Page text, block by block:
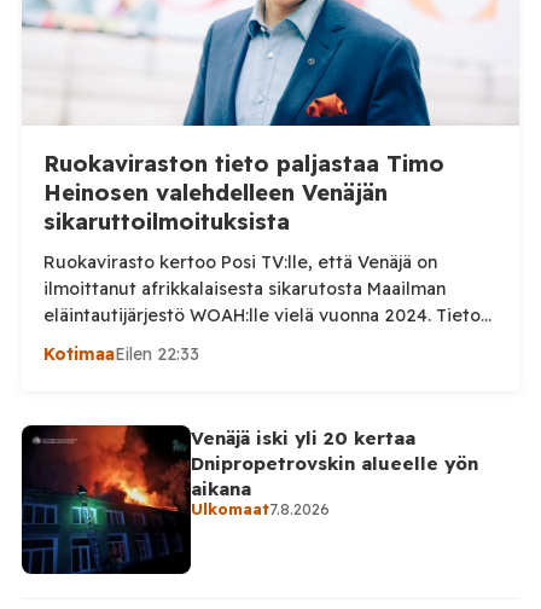
Ruokaviraston tieto paljastaa Timo
Heinosen valehdelleen Venäjän
sikaruttoilmoituksista
Ruokavirasto kertoo Posi TV:lle, että Venäjä on
ilmoittanut afrikkalaisesta sikarutosta Maailman
eläintautijärjestö WOAH:lle vielä vuonna 2024. Tieto
haastaa kokoomuksen kansanedustaja Timo Heinosen
ilmoittanut tuoreesta Virolahden tapauksesta sekä
WOAH:n kautta että suoraan Venäjän
eläinlääkintäviranomaisille. Ruokavirasto kertoi Posi
TV:lle tarkempia tietoja Suomen ensimmäisestä
afrikkalaisen sikaruton tapauksesta sekä
eläintautitietojen vaihdosta […]
KotimaaEilen 22:33
Venäjä iski yli 20 kertaa
Dnipropetrovskin alueelle yön
aikana
Ulkomaat7.8.2026